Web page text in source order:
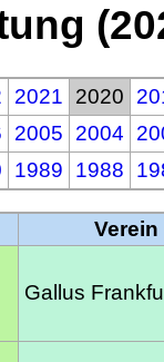
2021 2020
2005 2004
1989 1988
Verein
Gallus